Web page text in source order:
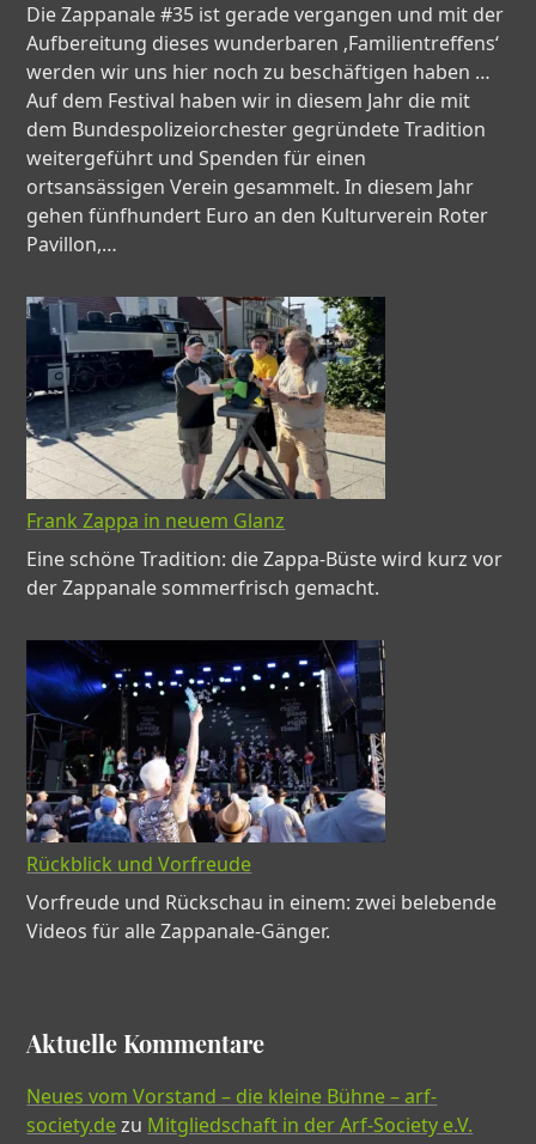
Die Zappanale #35 ist gerade vergangen und mit der
Aufbereitung dieses wunderbaren ‚Familientreffens‘
werden wir uns hier noch zu beschäftigen haben …
Auf dem Festival haben wir in diesem Jahr die mit
dem Bundespolizeiorchester gegründete Tradition
weitergeführt und Spenden für einen
ortsansässigen Verein gesammelt. In diesem Jahr
gehen fünfhundert Euro an den Kulturverein Roter
Pavillon,…
Frank Zappa in neuem Glanz
Eine schöne Tradition: die Zappa-Büste wird kurz vor
der Zappanale sommerfrisch gemacht.
Rückblick und Vorfreude
Vorfreude und Rückschau in einem: zwei belebende
Videos für alle Zappanale-Gänger.
Aktuelle Kommentare
Neues vom Vorstand – die kleine Bühne – arf-
society.dezu Mitgliedschaft in der Arf-Society e.V.